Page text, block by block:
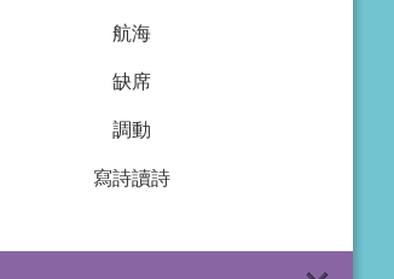
航海
缺席
調動
寫詩讀詩